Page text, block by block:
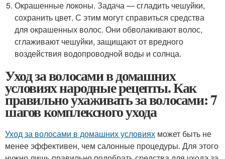
Окрашенные локоны. Задача — сгладить чешуйки,
сохранить цвет. С этим могут справиться средства
для окрашенных волос. Они обволакивают волос,
сглаживают чешуйки, защищают от вредного
воздействия водопроводной воды и солнца.
Уход за волосами в домашних
условиях народные рецепты. Как
правильно ухаживать за волосами: 7
шагов комплексного ухода
Уход за волосами в домашних условиях может быть не
менее эффективен, чем салонные процедуры. Для этого